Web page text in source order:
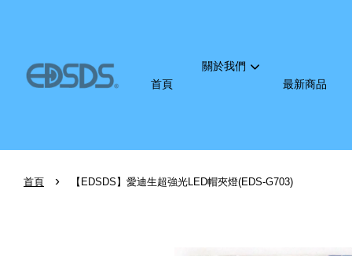
首頁
關於我們
最新商品
首頁 › 【EDSDS】愛迪生超強光LED帽夾燈(EDS-G703)